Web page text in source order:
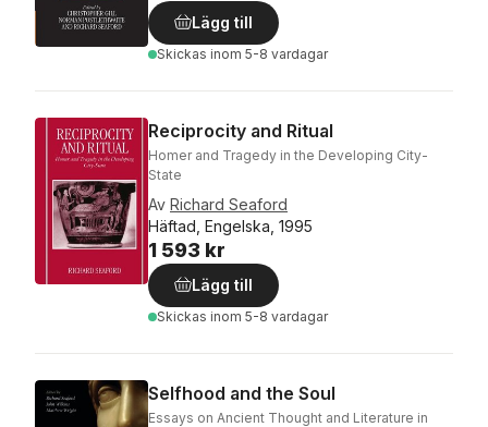
Lägg till
Skickas inom 5-8 vardagar
Reciprocity and Ritual
Homer and Tragedy in the Developing City-
State
Av Richard Seaford
Häftad, Engelska, 1995
1 593 kr
Lägg till
Skickas inom 5-8 vardagar
Selfhood and the Soul
Essays on Ancient Thought and Literature in